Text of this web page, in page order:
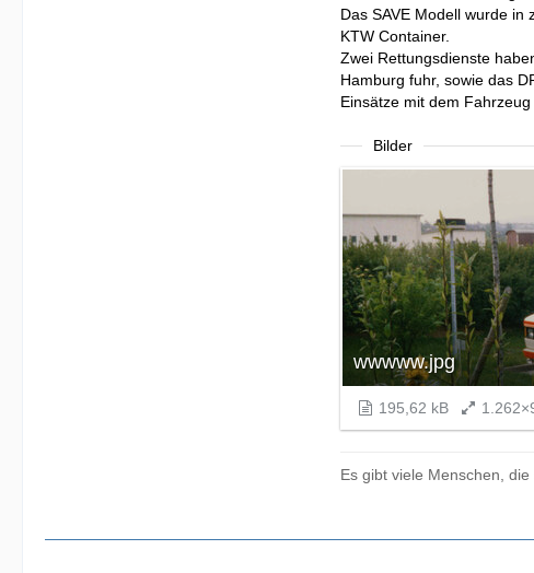
Das SAVE Modell wurde in
KTW Container.
Zwei Rettungsdienste
Hamburg fuhr, sowie das
Einsätze mit dem Fahrzeug
Bilder
wwwww.jpg
195,62 kB
Es gibt viele Menschen,